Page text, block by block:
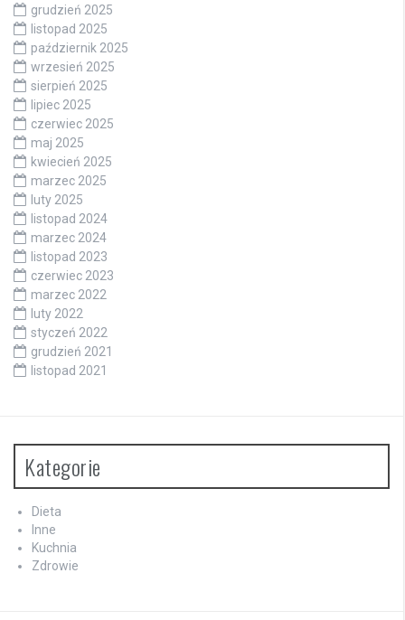
grudzień 2025
listopad 2025
październik 2025
wrzesień 2025
sierpień 2025
lipiec 2025
czerwiec 2025
maj 2025
kwiecień 2025
marzec 2025
luty 2025
listopad 2024
marzec 2024
listopad 2023
czerwiec 2023
marzec 2022
luty 2022
styczeń 2022
grudzień 2021
listopad 2021
Kategorie
Dieta
Inne
Kuchnia
Zdrowie